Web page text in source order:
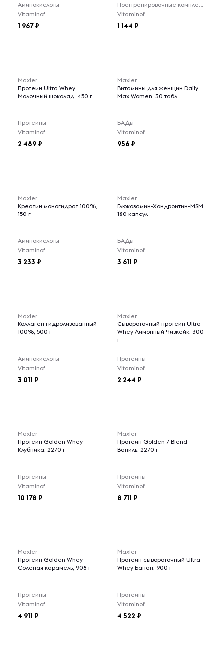
Аминокислоты
Vitaminof
1 967
Посттренировочные комплексы
Vitaminof
1 144
Maxler
Протеин Ultra Whey
Молочный шоколад, 450 г
Протеины
Vitaminof
2 489
Maxler
Витамины для женщин Daily
Max Women, 30 табл
БАДы
Vitaminof
956
Maxler
Креатин моногидрат 100%,
150 г
Аминокислоты
Vitaminof
3 233
Maxler
Глюкозамин-Хондроитин-MSM,
180 капсул
БАДы
Vitaminof
3 611
Maxler
Коллаген гидролизованный
100%, 500 г
Аминокислоты
Vitaminof
3 011
Maxler
Сывороточный протеин Ultra
Whey Лимонный Чизкейк, 300
г
Протеины
Vitaminof
2 244
Maxler
Протеин Golden Whey
Клубника, 2270 г
Протеины
Vitaminof
10 178
Maxler
Протеин Golden 7 Blend
Ваниль, 2270 г
Протеины
Vitaminof
8 711
Maxler
Протеин Golden Whey
Соленая карамель, 908 г
Протеины
Vitaminof
4 911
Maxler
Протеин сывороточный Ultra
Whey Банан, 900 г
Протеины
Vitaminof
4 522